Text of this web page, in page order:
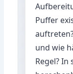
Puffer
und wie
Regel?